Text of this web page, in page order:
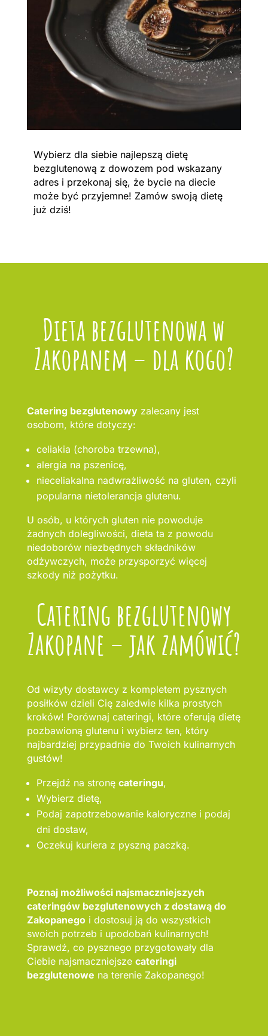
Wybierz dla siebie najlepszą dietę
bezglutenową z dowozem pod wskazany
adres i przekonaj się, że bycie na diecie
może być przyjemne! Zamów swoją dietę
już dziś!
Dieta bezglutenowa w
Zakopanem – dla kogo?
Catering bezglutenowyzalecany jest
osobom, które dotyczy:
celiakia (choroba trzewna),
alergia na pszenicę,
nieceliakalna nadwrażliwość na gluten, czyli
popularna nietolerancja glutenu.
U osób, u których gluten nie powoduje
żadnych dolegliwości, dieta ta z powodu
niedoborów niezbędnych składników
odżywczych, może przysporzyć więcej
szkody niż pożytku.
Catering bezglutenowy
Zakopane – jak zamówić?
Od wizyty dostawcy z kompletem pysznych
posiłków dzieli Cię zaledwie kilka prostych
kroków! Porównaj cateringi, które oferują dietę
pozbawioną glutenu i wybierz ten, który
najbardziej przypadnie do Twoich kulinarnych
gustów!
Przejdź na stronę cateringu,
Wybierz dietę,
Podaj zapotrzebowanie kaloryczne i podaj
dni dostaw,
Oczekuj kuriera z pyszną paczką.
Poznaj możliwości najsmaczniejszych
cateringów bezglutenowych z dostawą do
Zakopanegoi dostosuj ją do wszystkich
swoich potrzeb i upodobań kulinarnych!
Sprawdź, co pysznego przygotowały dla
Ciebie najsmaczniejsze cateringi
bezglutenowe na terenie Zakopanego!